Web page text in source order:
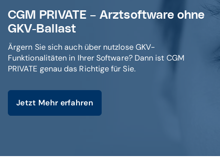
CGM PRIVATE – Arztsoftware ohne
GKV-Ballast
Ärgern Sie sich auch über nutzlose GKV-
Funktionalitäten in Ihrer Software? Dann ist CGM
PRIVATE genau das Richtige für Sie.
Jetzt Mehr erfahren